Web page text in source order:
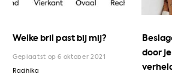
Welke bril past bij mij?
Geplaatst op 6 oktober 2021
Radhika
door